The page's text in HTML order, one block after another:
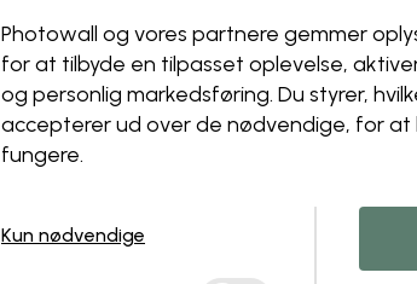
Photowall og vores partnere gemmer
for at tilbyde en tilpasset oplevelse,
og personlig markedsføring. Du styrer,
accepterer ud over de nødvendige, for at
fungere.
Kun nødvendige